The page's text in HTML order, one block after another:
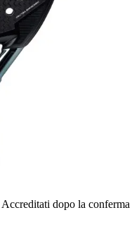
Accreditati dopo la conferma